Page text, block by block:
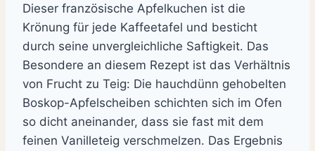
Dieser französische Apfelkuchen ist die
Krönung für jede Kaffeetafel und besticht
durch seine unvergleichliche Saftigkeit. Das
Besondere an diesem Rezept ist das Verhältnis
von Frucht zu Teig: Die hauchdünn gehobelten
Boskop-Apfelscheiben schichten sich im Ofen
so dicht aneinander, dass sie fast mit dem
feinen Vanilleteig verschmelzen. Das Ergebnis